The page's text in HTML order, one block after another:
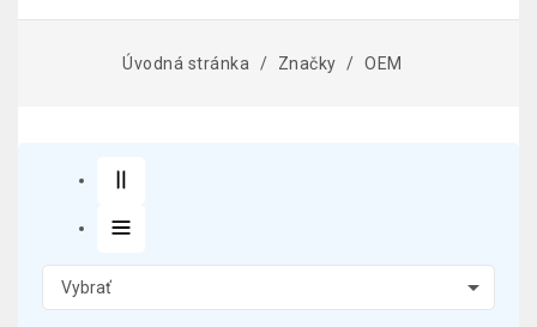
Úvodná stránka Značky OEM
Vybrať 